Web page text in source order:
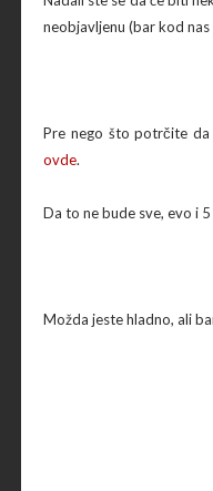
neobjavljenu (bar kod nas
Pre nego što potrčite
ovde.
Da to ne bude sve, evo i
Možda jeste hladno, ali